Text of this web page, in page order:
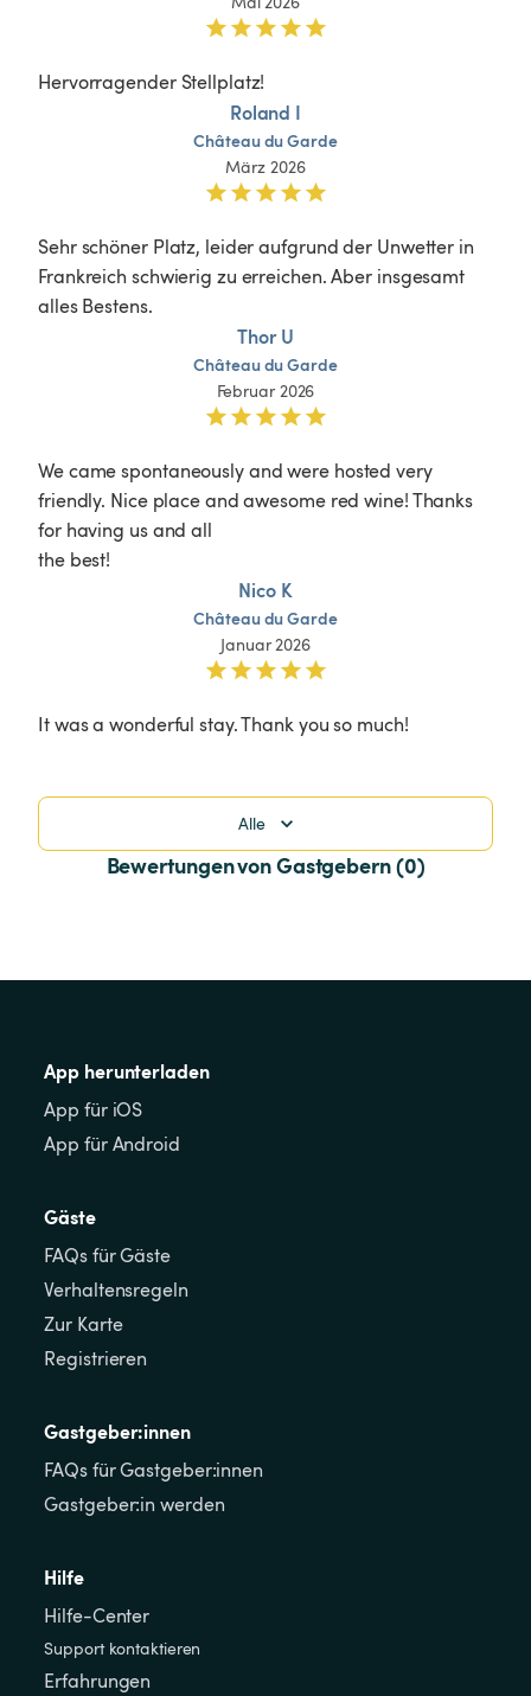
Hervorragender Stellplatz!
Roland I
ChâteauduGarde
März 2026
Sehr schöner Platz, leider aufgrund der Unwetter in
Frankreich schwierig zu erreichen. Aber insgesamt
alles Bestens.
Thor U
ChâteauduGarde
Februar 2026
We came spontaneously and were hosted very
friendly. Nice place and awesome red wine! Thanks
for having us and all
the best!
Nico K
ChâteauduGarde
Januar 2026
It was a wonderful stay. Thank you so much!
Alle
Bewertungen von Gastgebern (0)
App herunterladen
App für iOS
App für Android
Gäste
FAQs für Gäste
Verhaltensregeln
Zur Karte
Registrieren
Gastgeber:innen
FAQs für Gastgeber:innen
Gastgeber:in werden
Hilfe
Hilfe-Center
Support kontaktieren
Erfahrungen